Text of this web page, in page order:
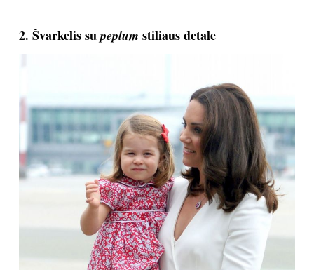
NAUJIENLAIŠKĮ
Prenumeruodami portalą,
Jūs sutinkate su
taisyklėmis
2. Švarkelis supeplum stiliaus detale